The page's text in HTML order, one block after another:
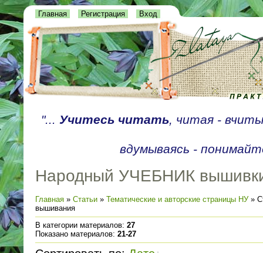
Главная Регистрация Вход
"... Учитесь читать, читая -
вдумываясь -
Народный УЧЕБНИК
Главная » Статьи » Тематические и авторские страницы НУ»
вышивания
В категории материалов: 27
Показано материалов: 21-27